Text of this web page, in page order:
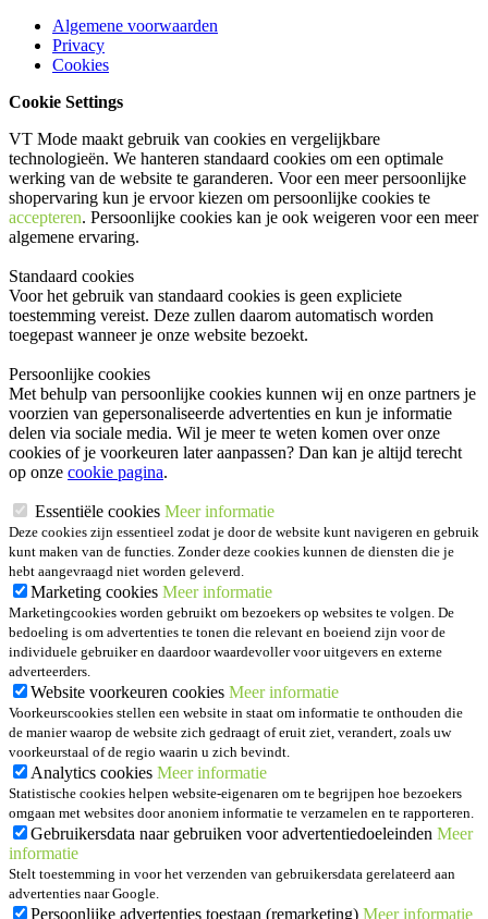
Algemene voorwaarden
Privacy
Cookies
Cookie Settings
VT Mode maakt gebruik van cookies en vergelijkbare
technologieën. We hanteren standaard cookies om een optimale
werking van de website te garanderen. Voor een meer persoonlijke
shopervaring kun je ervoor kiezen om persoonlijke cookies te
accepteren. Persoonlijke cookies kan je ook weigeren voor een meer
algemene ervaring.
Standaard cookies
Voor het gebruik van standaard cookies is geen expliciete
toestemming vereist. Deze zullen daarom automatisch worden
toegepast wanneer je onze website bezoekt.
Persoonlijke cookies
Met behulp van persoonlijke cookies kunnen wij en onze partners je
voorzien van gepersonaliseerde advertenties en kun je informatie
delen via sociale media. Wil je meer te weten komen over onze
cookies of je voorkeuren later aanpassen? Dan kan je altijd terecht
op onze cookie pagina.
Essentiële cookies Meer informatie
Deze cookies zijn essentieel zodat je door de website kunt navigeren en gebruik
kunt maken van de functies. Zonder deze cookies kunnen de diensten die je
hebt aangevraagd niet worden geleverd.
Marketing cookies Meer informatie
Marketingcookies worden gebruikt om bezoekers op websites te volgen. De
bedoeling is om advertenties te tonen die relevant en boeiend zijn voor de
individuele gebruiker en daardoor waardevoller voor uitgevers en externe
adverteerders.
Website voorkeuren cookies Meer informatie
Voorkeurscookies stellen een website in staat om informatie te onthouden die
de manier waarop de website zich gedraagt of eruit ziet, verandert, zoals uw
voorkeurstaal of de regio waarin u zich bevindt.
Analytics cookies Meer informatie
Statistische cookies helpen website-eigenaren om te begrijpen hoe bezoekers
omgaan met websites door anoniem informatie te verzamelen en te rapporteren.
Gebruikersdata naar gebruiken voor advertentiedoeleinden Meer
informatie
Stelt toestemming in voor het verzenden van gebruikersdata gerelateerd aan
advertenties naar Google.
Persoonlijke advertenties toestaan (remarketing) Meer informatie